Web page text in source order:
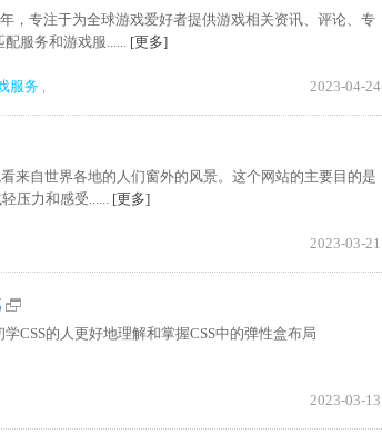
，专注于为全球游戏爱好者提供游戏相关资讯、评论、专
服务和游戏服...... [更多]
服务 , 2023-04-24
来自世界各地的人们窗外的风景。这个网站的主要目的是
压力和感受...... [更多]
2023-03-21
CSS的人更好地理解和掌握CSS中的弹性盒布局
2023-03-13